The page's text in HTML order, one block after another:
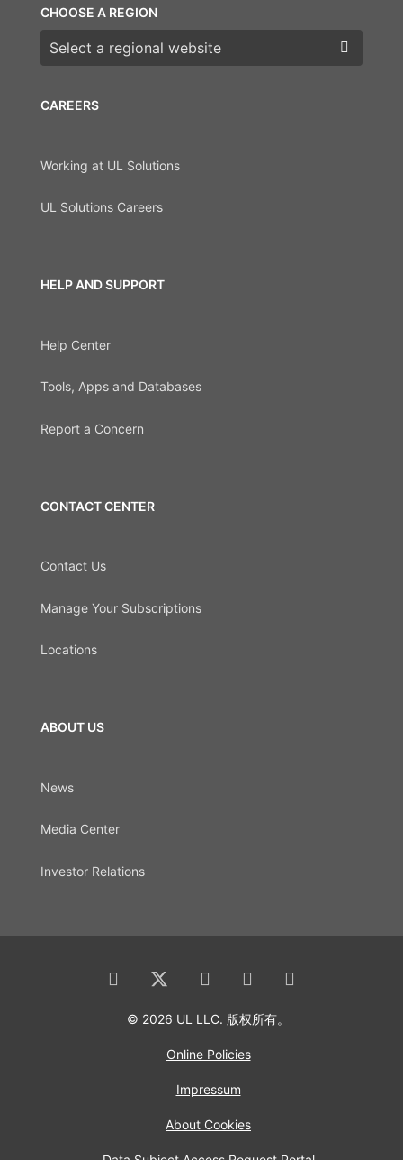
CAREERS
Working at UL Solutions
UL Solutions Careers
HELP AND SUPPORT
Help Center
Tools, Apps and Databases
Report a Concern
CONTACT CENTER
Contact Us
Manage Your Subscriptions
Locations
ABOUT US
News
Media Center
Investor Relations
CHOOSE A REGION
Choose a region
© 2026 UL LLC. 版权所有。
Online Policies
Impressum
About Cookies